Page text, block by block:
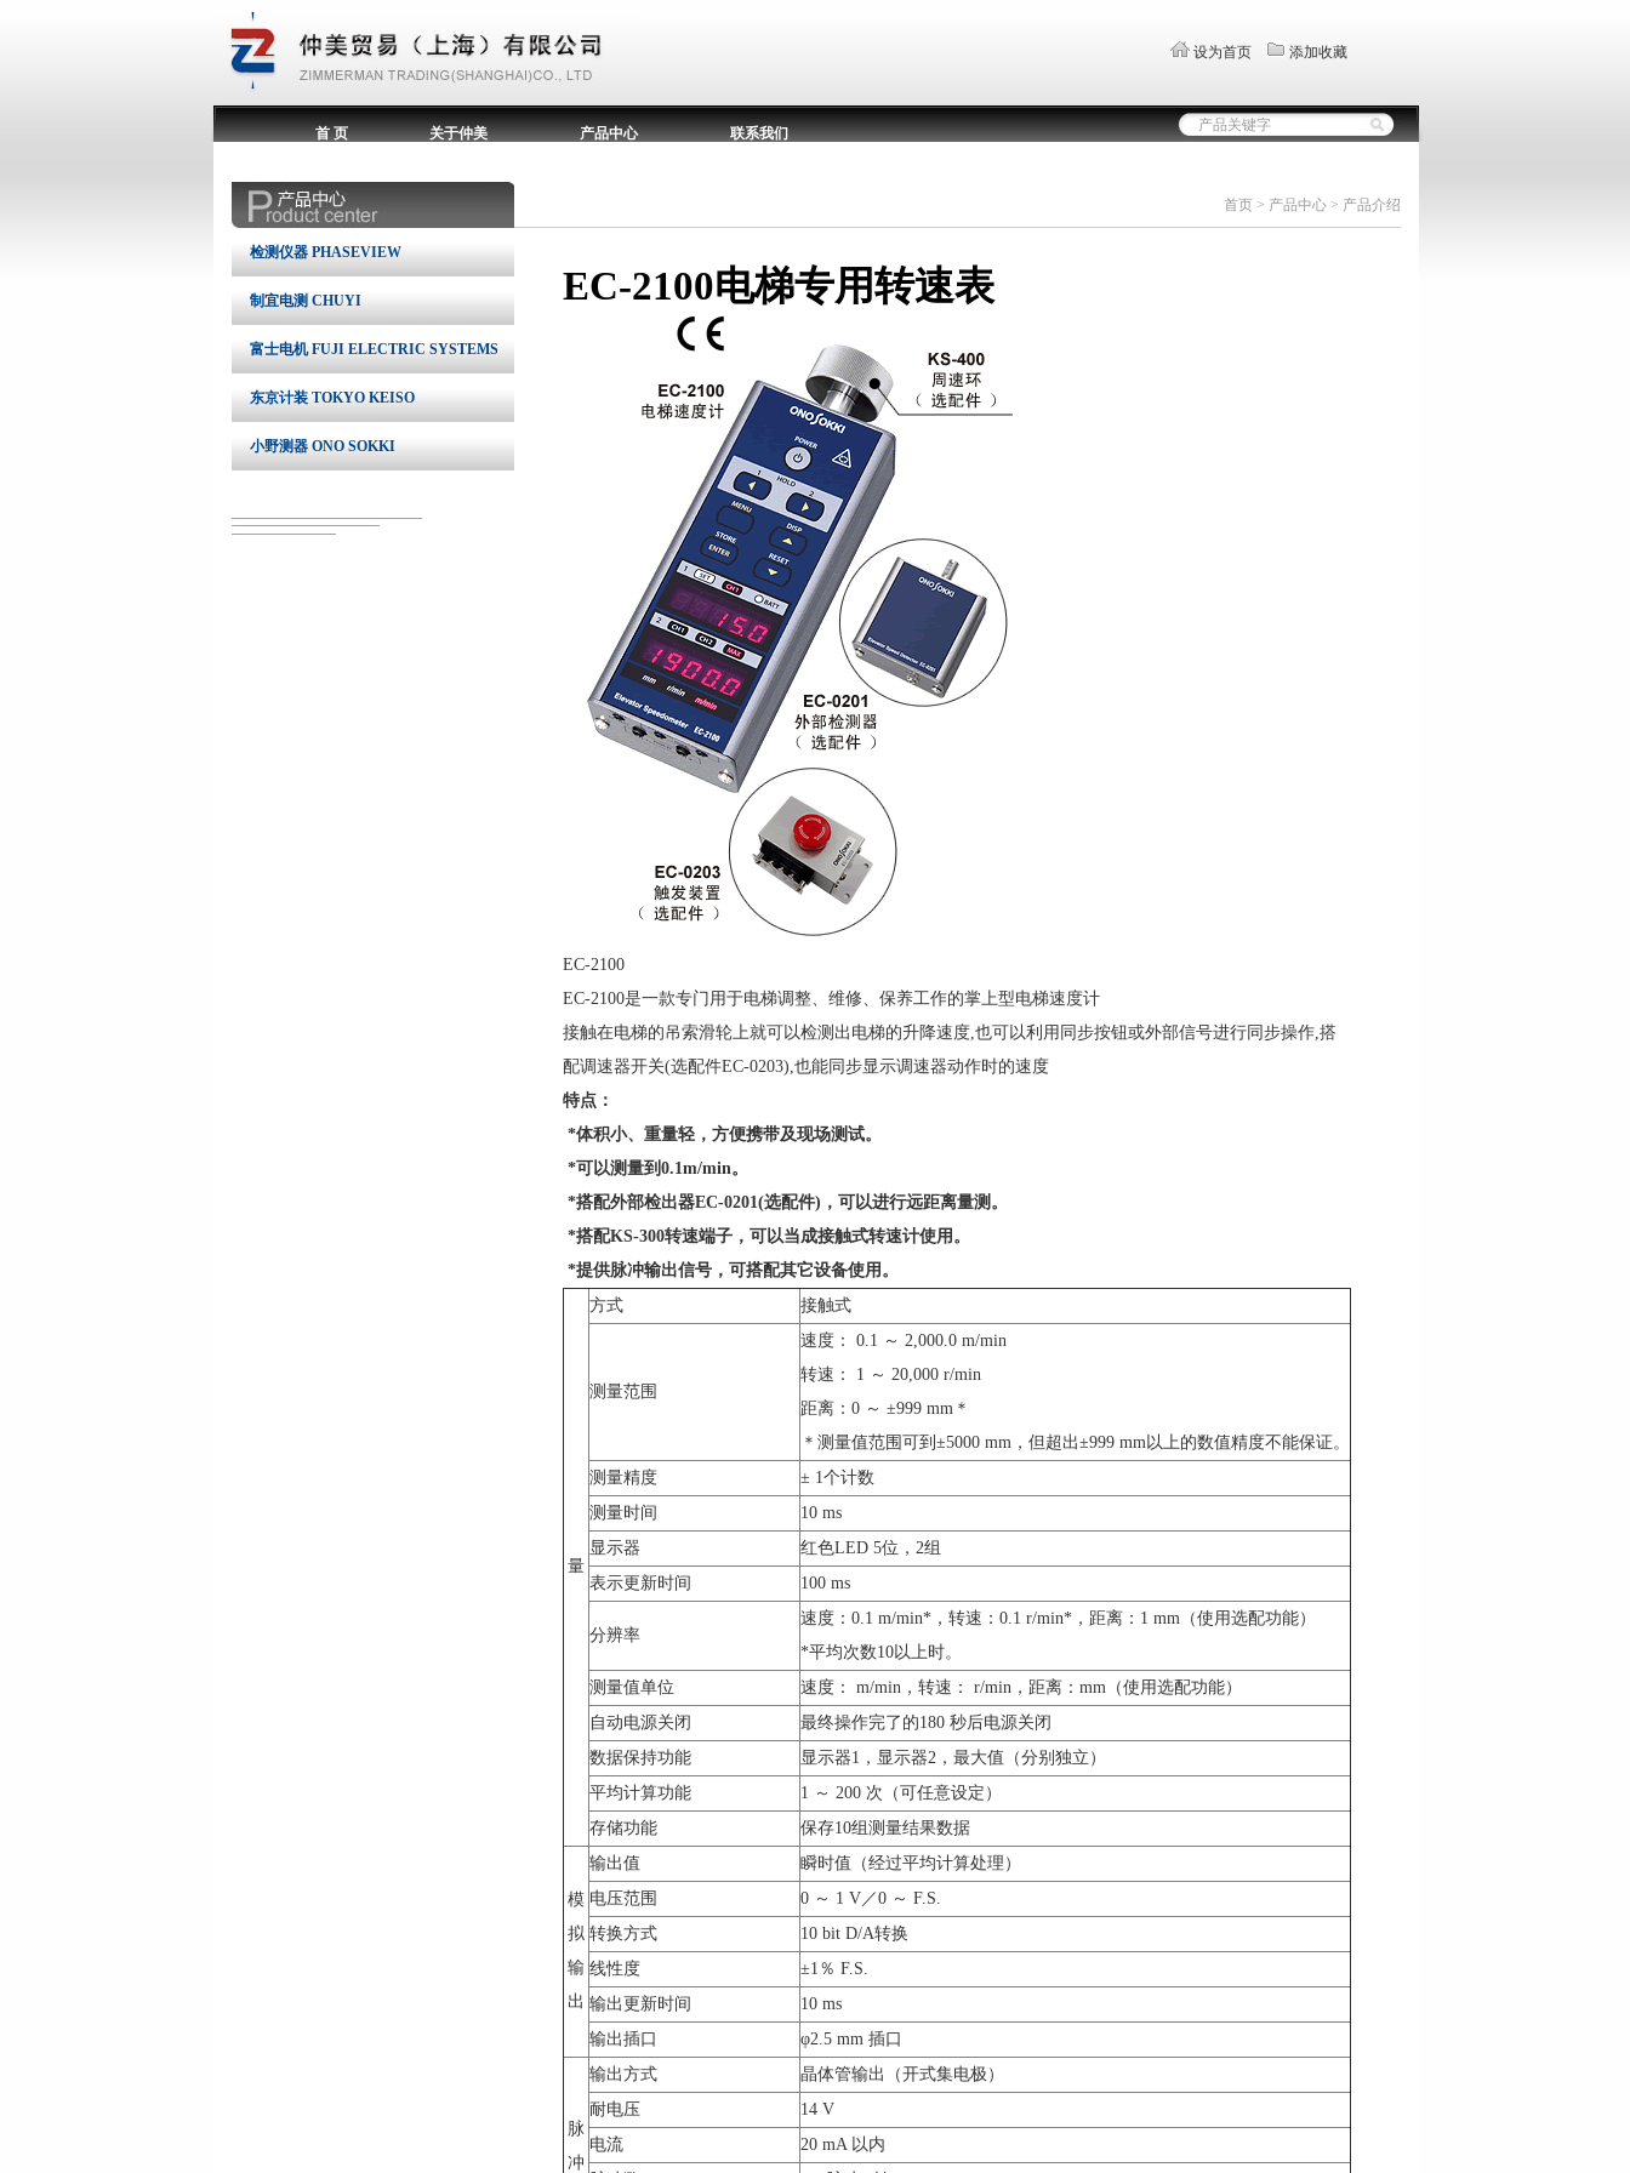
设为首页 添加收藏
首 页 关于仲美 产品中心 联系我们
首页 > 产品中心 > 产品介绍
检测仪器 PHASEVIEW
制宜电测 CHUYI
富士电机 FUJI ELECTRIC SYSTEMS
东京计装 TOKYO KEISO
小野测器 ONO SOKKI
EC-2100电梯专用转速表
EC-2100
EC-2100是一款专门用于电梯调整、维修、保养工作的掌上型电梯速度计
接触在电梯的吊索滑轮上就可以检测出电梯的升降速度,也可以利用同步按钮或外部信号进行同步操作,搭
配调速器开关(选配件EC-0203),也能同步显示调速器动作时的速度
特点：
*体积小、重量轻，方便携带及现场测试。
*可以测量到0.1m/min。
*搭配外部检出器EC-0201(选配件)，可以进行远距离量测。
*搭配KS-300转速端子，可以当成接触式转速计使用。
*提供脉冲输出信号，可搭配其它设备使用。
量
方式 接触式
测量范围
速度： 0.1 ～ 2,000.0 m/min
转速： 1 ～ 20,000 r/min
距离：0 ～ ±999 mm＊
＊测量值范围可到±5000 mm，但超出±999 mm以上的数值精度不能保证。
测量精度
± 1个计数
测量时间
10 ms
显示器
红色LED 5位，2组
表示更新时间
100 ms
分辨率
速度：0.1 m/min*，转速：0.1 r/min*，距离：1 mm（使用选配功能）
*平均次数10以上时。
测量值单位
速度： m/min，转速： r/min，距离：mm（使用选配功能）
自动电源关闭
最终操作完了的180 秒后电源关闭
数据保持功能
显示器1，显示器2，最大值（分别独立）
平均计算功能
1 ～ 200 次（可任意设定）
存储功能
保存10组测量结果数据
模
拟
输
出
输出值
瞬时值（经过平均计算处理）
电压范围
0 ～ 1 V／0 ～ F.S.
转换方式
10 bit D/A转换
线性度
±1％ F.S.
输出更新时间
10 ms
输出插口
φ2.5 mm 插口
脉
冲
输出方式
晶体管输出（开式集电极）
耐电压
14 V
电流
20 mA 以内